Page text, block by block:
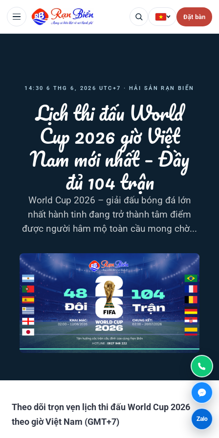
Đặt bàn
14:30 6 THG 6, 2026 UTC+7 · HẢI SẢN RẠN BIỂN
Lịch thi đấu World
Cup 2026 giờ Việt
Nam mới nhất – Đầy
đủ 104 trận
World Cup 2026 – giải đấu bóng đá lớn
nhất hành tinh đang trở thành tâm điểm
được người hâm mộ toàn cầu mong chờ...
Theo dõi trọn vẹn lịch thi đấu World Cup 2026
theo giờ Việt Nam (GMT+7)
Zalo